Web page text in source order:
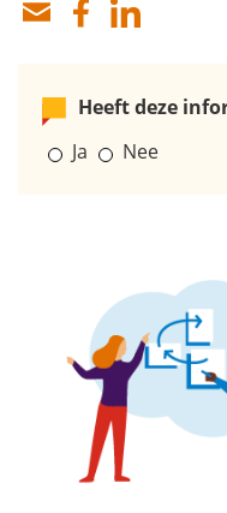
Heeft deze
Ja
Nee